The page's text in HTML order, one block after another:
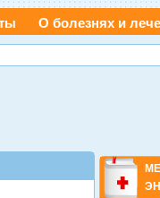
О болезнях и